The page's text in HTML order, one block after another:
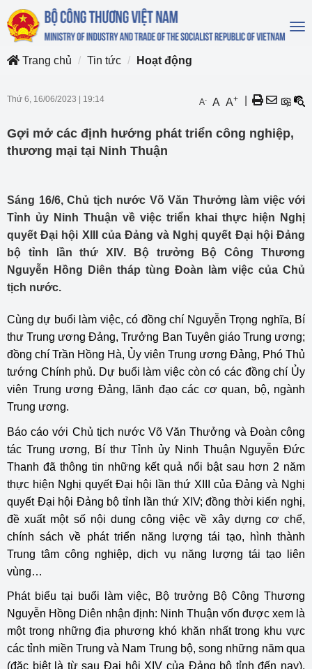
Trang chủ
Tin tức Hoạt động
Thứ 6, 16/06/2023 19:14 A- A A+
Gợi mở các định hướng phát triển công nghiệp,
thương mại tại Ninh Thuận
Sáng 16/6, Chủ tịch nước Võ Văn Thưởng làm việc với
Tỉnh ủy Ninh Thuận về việc triển khai thực hiện Nghị
quyết Đại hội XIII của Đảng và Nghị quyết Đại hội Đảng
bộ tỉnh lần thứ XIV. Bộ trưởng Bộ Công Thương
Nguyễn Hồng Diên tháp tùng Đoàn làm việc của Chủ
tịch nước.
Cùng dự buổi làm việc, có đồng chí Nguyễn Trọng nghĩa, Bí
thư Trung ương Đảng, Trưởng Ban Tuyên giáo Trung ương;
đồng chí Trần Hồng Hà, Ủy viên Trung ương Đảng, Phó Thủ
tướng Chính phủ. Dự buổi làm việc còn có các đồng chí Ủy
viên Trung ương Đảng, lãnh đạo các cơ quan, bộ, ngành
Trung ương.
Báo cáo với Chủ tịch nước Võ Văn Thưởng và Đoàn công
tác Trung ương, Bí thư Tỉnh ủy Ninh Thuận Nguyễn Đức
Thanh đã thông tin những kết quả nổi bật sau hơn 2 năm
thực hiện Nghị quyết Đại hội lần thứ XIII của Đảng và Nghị
quyết Đại hội Đảng bộ tỉnh lần thứ XIV; đồng thời kiến nghị,
đề xuất một số nội dung công việc về xây dựng cơ chế,
chính sách về phát triển năng lượng tái tạo, hình thành
Trung tâm công nghiệp, dịch vụ năng lượng tái tạo liên
vùng…
Phát biểu tại buổi làm việc, Bộ trưởng Bộ Công Thương
Nguyễn Hồng Diên nhận định: Ninh Thuận vốn được xem là
một trong những địa phương khó khăn nhất trong khu vực
các tỉnh miền Trung và Nam Trung bộ, song những năm qua
(đặc biệt là từ sau Đại hội XIV của Đảng bộ tỉnh đến nay),